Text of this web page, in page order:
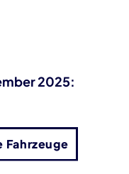
2025:
Fahrzeuge